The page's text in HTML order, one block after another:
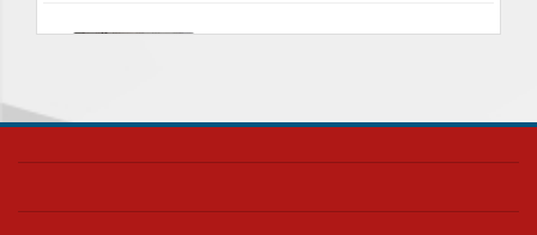
Nova apresentação do Centro
realizará nova edição da Feira